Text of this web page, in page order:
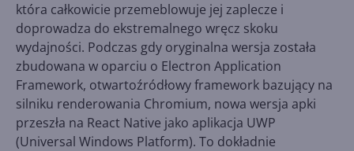
która całkowicie przemeblowuje jej zaplecze i
doprowadza do ekstremalnego wręcz skoku
wydajności. Podczas gdy oryginalna wersja została
zbudowana w oparciu o Electron Application
Framework, otwartoźródłowy framework bazujący na
silniku renderowania Chromium, nowa wersja apki
przeszła na React Native jako aplikacja UWP
(Universal Windows Platform). To dokładnie